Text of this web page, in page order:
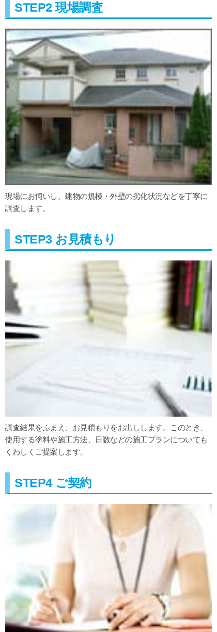
STEP2 現場調査
現場にお伺いし、建物の規模・外壁の劣化状況などを丁寧に
調査します。
STEP3 お見積もり
調査結果をふまえ、お見積もりをお出しします。このとき、
使用する塗料や施工方法、日数などの施工プランについても
くわしくご提案します。
STEP4 ご契約